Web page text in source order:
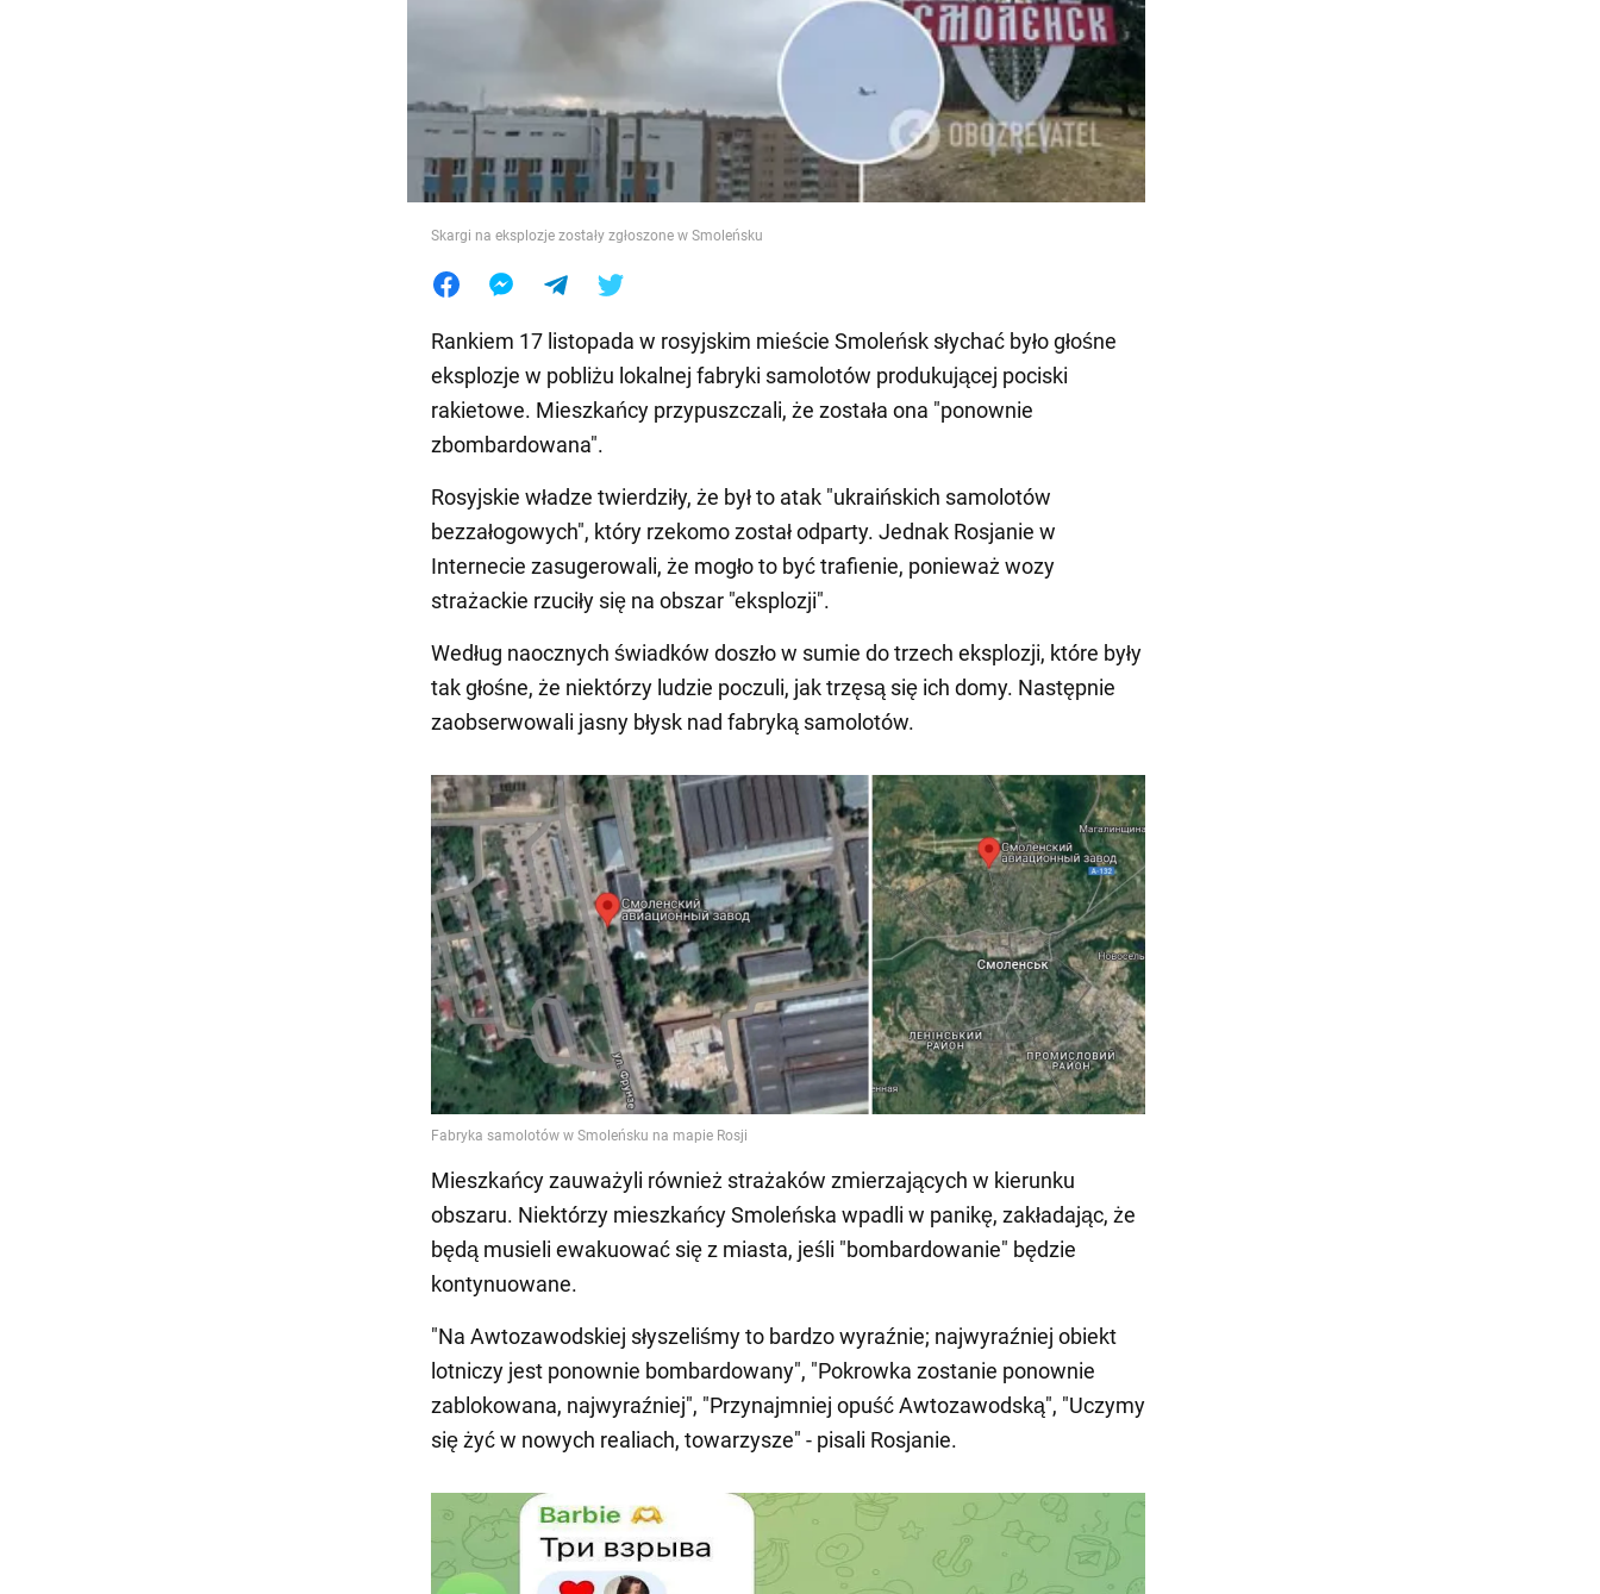
Skargi na eksplozje zostały zgłoszone w Smoleńsku
Rankiem 17 listopada w rosyjskim mieście Smoleńsk słychać było głośne
eksplozje w pobliżu lokalnej fabryki samolotów produkującej pociski
rakietowe. Mieszkańcy przypuszczali, że została ona "ponownie
zbombardowana".
Rosyjskie władze twierdziły, że był to atak "ukraińskich samolotów
bezzałogowych", który rzekomo został odparty. Jednak Rosjanie w
Internecie zasugerowali, że mogło to być trafienie, ponieważ wozy
strażackie rzuciły się na obszar "eksplozji".
Według naocznych świadków doszło w sumie do trzech eksplozji, które były
tak głośne, że niektórzy ludzie poczuli, jak trzęsą się ich domy. Następnie
zaobserwowali jasny błysk nad fabryką samolotów.
Mieszkańcy zauważyli również strażaków zmierzających w kierunku
obszaru. Niektórzy mieszkańcy Smoleńska wpadli w panikę, zakładając, że
będą musieli ewakuować się z miasta, jeśli "bombardowanie" będzie
kontynuowane.
"Na Awtozawodskiej słyszeliśmy to bardzo wyraźnie; najwyraźniej obiekt
lotniczy jest ponownie bombardowany", "Pokrowka zostanie ponownie
zablokowana, najwyraźniej", "Przynajmniej opuść Awtozawodską", "Uczymy
się żyć w nowych realiach, towarzysze" - pisali Rosjanie.